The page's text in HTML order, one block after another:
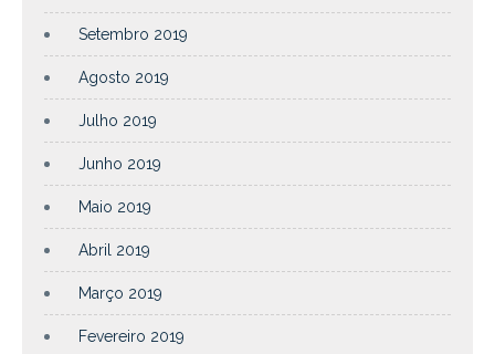
Setembro 2019
Agosto 2019
Julho 2019
Junho 2019
Maio 2019
Abril 2019
Março 2019
Fevereiro 2019